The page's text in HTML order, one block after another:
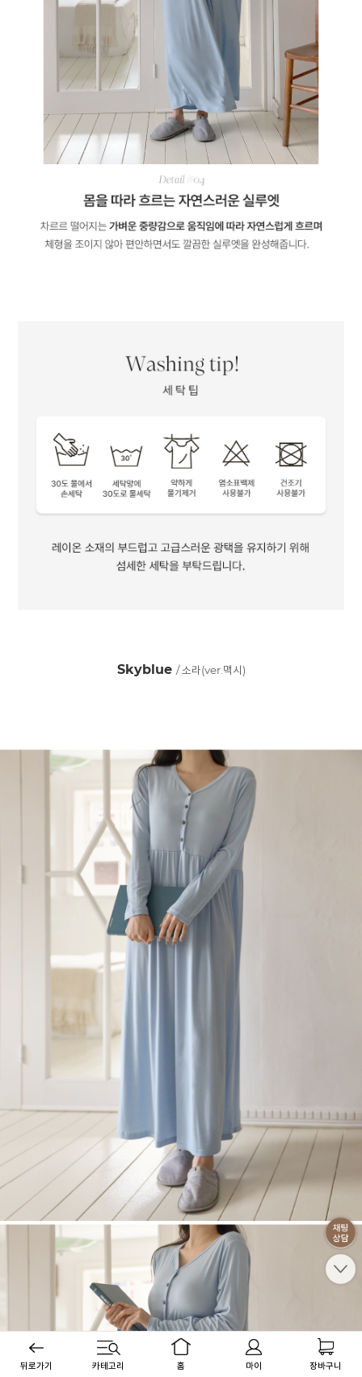
뒤로가기 카테고리 홈 마이 장바구니
Skyblue / 소라(ver.맥시)